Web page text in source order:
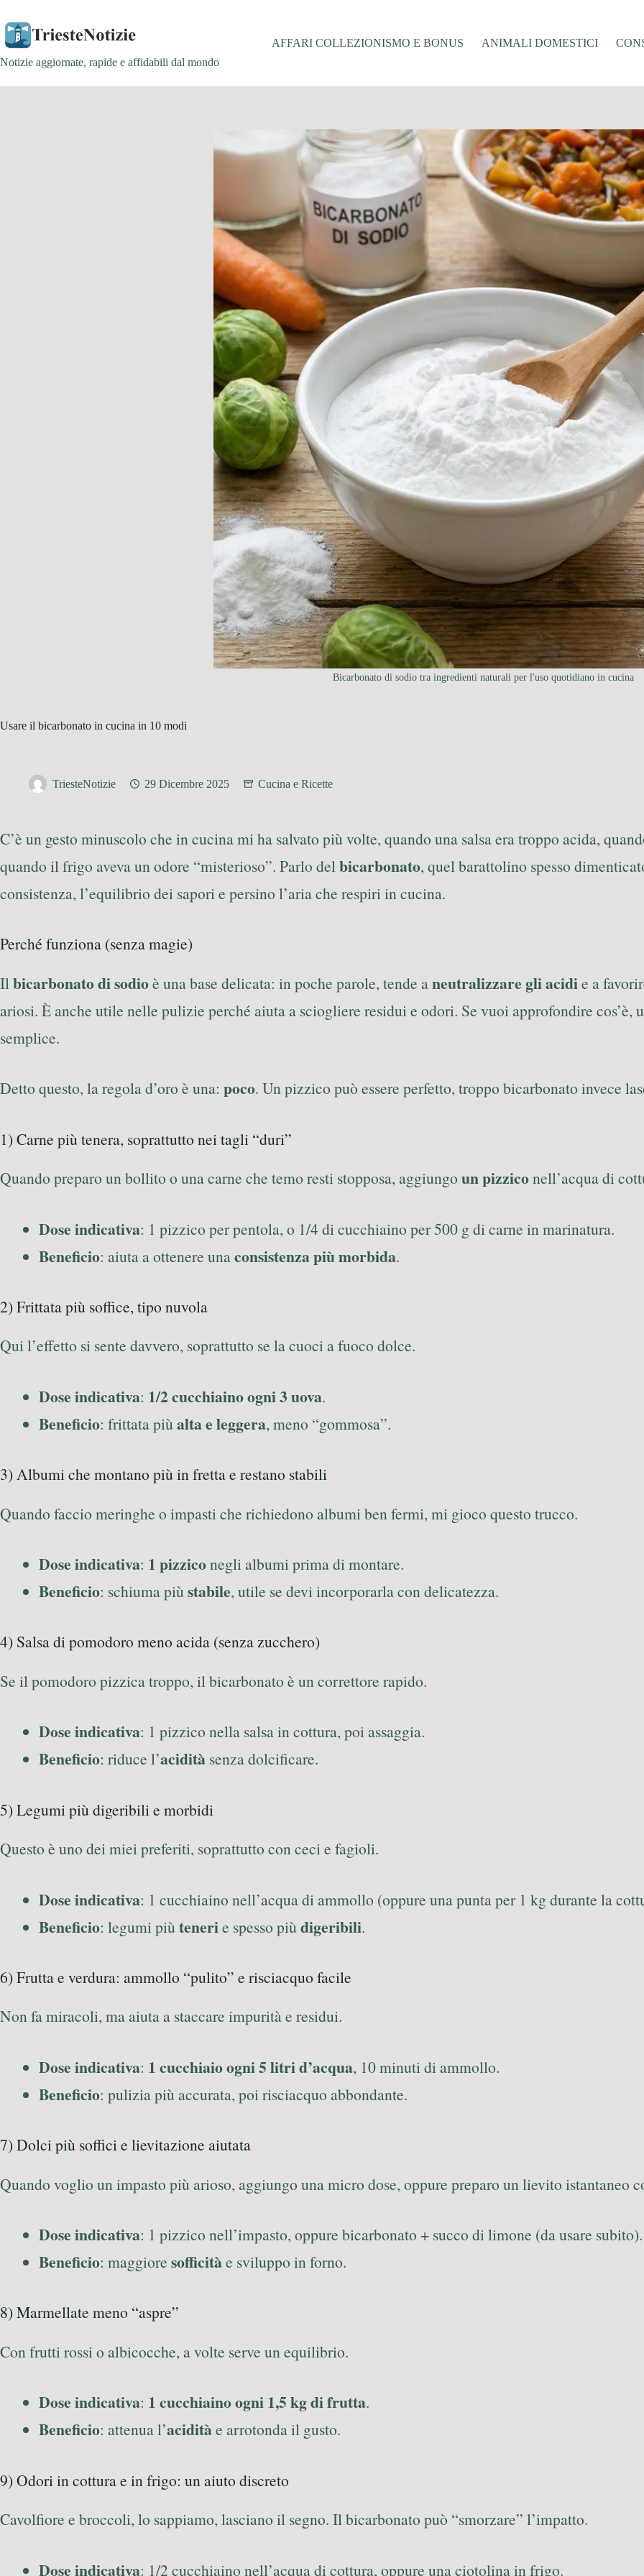
contenuto
Notizie aggiornate, rapide e affidabili dal mondo
AFFARI COLLEZIONISMO E BONUS ANIMALI DOMESTICI
Bicarbonato di sodio tra ingredienti naturali per l'uso quotidiano in cucina
Usare il bicarbonato in cucina in 10 modi
TriesteNotizie 29 Dicembre 2025 Cucina e Ricette
C’è un gesto minuscolo che in cucina mi ha salvato più volte, quando una salsa era troppo acida,
quando il frigo aveva un odore “misterioso”. Parlo delbicarbonato, quel barattolino spesso
consistenza, l’equilibrio dei sapori e persino l’aria che respiri in cucina.
Perché funziona (senza magie)
Ilbicarbonato di sodioè una base delicata: in poche parole, tende aneutralizzare gli acidie a
ariosi. È anche utile nelle pulizie perché aiuta a sciogliere residui e odori. Se vuoi approfondire cos’è,
semplice.
Detto questo, la regola d’oro è una: poco. Un pizzico può essere perfetto, troppo bicarbonato invece
1) Carne più tenera, soprattutto nei tagli “duri”
Quando preparo un bollito o una carne che temo resti stopposa, aggiungo un pizziconell’acqua di
Dose indicativa: 1 pizzico per pentola, o 1/4 di cucchiaino per 500 g di carne in marinatura.
Beneficio: aiuta a ottenere unaconsistenza più morbida.
2) Frittata più soffice, tipo nuvola
Qui l’effetto si sente davvero, soprattutto se la cuoci a fuoco dolce.
Dose indicativa: 1/2 cucchiaino ogni 3 uova.
Beneficio: frittata più alta e leggera, meno “gommosa”.
3) Albumi che montano più in fretta e restano stabili
Quando faccio meringhe o impasti che richiedono albumi ben fermi, mi gioco questo trucco.
Dose indicativa: 1 pizziconegli albumi prima di montare.
Beneficio: schiuma più stabile, utile se devi incorporarla con delicatezza.
4) Salsa di pomodoro meno acida (senza zucchero)
Se il pomodoro pizzica troppo, il bicarbonato è un correttore rapido.
Dose indicativa: 1 pizzico nella salsa in cottura, poi assaggia.
Beneficio: riduce l’acidità senza dolcificare.
5) Legumi più digeribili e morbidi
Questo è uno dei miei preferiti, soprattutto con ceci e fagioli.
Dose indicativa: 1 cucchiaino nell’acqua di ammollo (oppure una punta per 1 kg durante la
Beneficio: legumi più tenerie spesso più digeribili.
6) Frutta e verdura: ammollo “pulito” e risciacquo facile
Non fa miracoli, ma aiuta a staccare impurità e residui.
Dose indicativa: 1 cucchiaio ogni 5 litri d’acqua, 10 minuti di ammollo.
Beneficio: pulizia più accurata, poi risciacquo abbondante.
7) Dolci più soffici e lievitazione aiutata
Quando voglio un impasto più arioso, aggiungo una micro dose, oppure preparo un lievito istantaneo
Dose indicativa: 1 pizzico nell’impasto, oppure bicarbonato + succo di limone (da usare subito).
Beneficio: maggiore sofficitàe sviluppo in forno.
8) Marmellate meno “aspre”
Con frutti rossi o albicocche, a volte serve un equilibrio.
Dose indicativa: 1 cucchiaino ogni 1,5 kg di frutta.
Beneficio: attenua l’aciditàe arrotonda il gusto.
9) Odori in cottura e in frigo: un aiuto discreto
Cavolfiore e broccoli, lo sappiamo, lasciano il segno. Il bicarbonato può “smorzare” l’impatto.
Dose indicativa: 1/2 cucchiaino nell’acqua di cottura, oppure una ciotolina in frigo.